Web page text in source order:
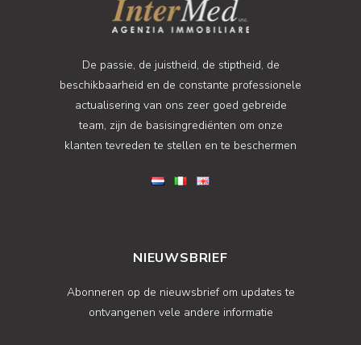
De passie, de juistheid, de stiptheid, de
beschikbaarheid en de constante professionele
actualisering van ons zeer goed gebreide
team, zijn de basisingrediënten om onze
klanten tevreden te stellen en te beschermen
NIEUWSBRIEF
Abonneren op de nieuwsbrief om updates te
ontvangenen vele andere informatie